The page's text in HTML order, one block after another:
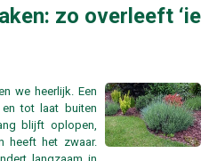
zo overleeft ‘ie
we heerlijk. Een
tot laat buiten
blijft oplopen,
heeft het zwaar.